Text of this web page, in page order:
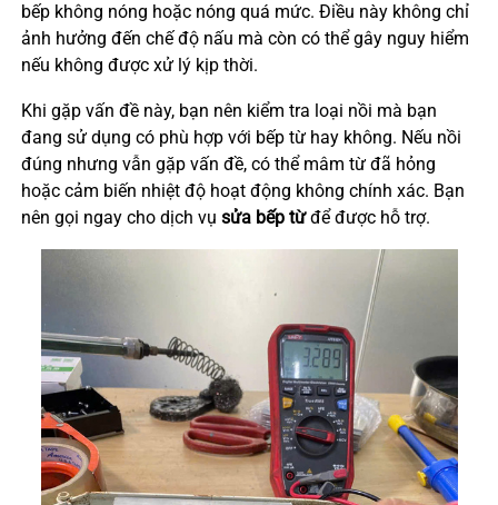
bếp không nóng hoặc nóng quá mức. Điều này không chỉ
ảnh hưởng đến chế độ nấu mà còn có thể gây nguy hiểm
nếu không được xử lý kịp thời.
Khi gặp vấn đề này, bạn nên kiểm tra loại nồi mà bạn
đang sử dụng có phù hợp với bếp từ hay không. Nếu nồi
đúng nhưng vẫn gặp vấn đề, có thể mâm từ đã hỏng
hoặc cảm biến nhiệt độ hoạt động không chính xác. Bạn
nên gọi ngay cho dịch vụ sửa bếp từđể được hỗ trợ.